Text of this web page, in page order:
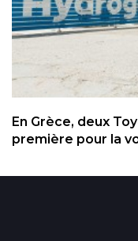
En Grèce, deux
première pour la